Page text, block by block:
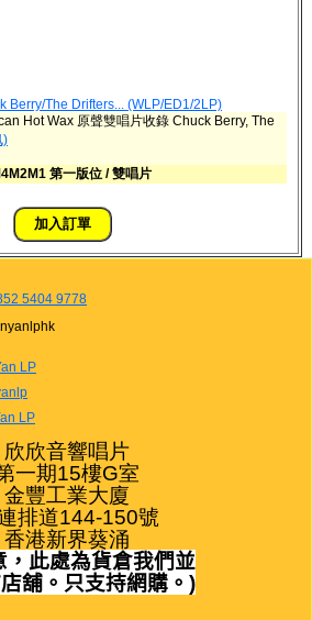
Berry/The Drifters... (WLP/ED1/2LP)
Hot Wax 原聲雙唱片收錄 Chuck Berry, The
)
第一版位 / 雙唱片
5404 9778
LP
LP
欣欣音響唱片
一期15樓G室
金豐工業大廈
排道144-150號
香港新界葵涌
，此處為貨倉我們並
舖。只支持網購。 )